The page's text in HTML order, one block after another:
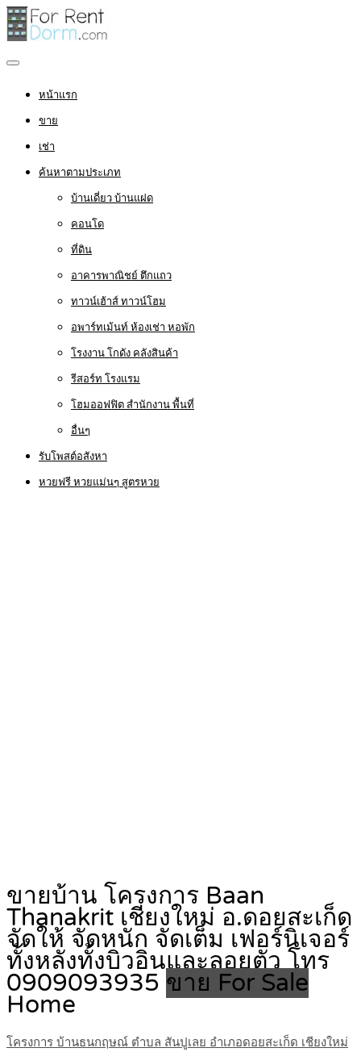
หน้าแรก
ขาย
เช่า
ค้นหาตามประเภท
บ้านเดี่ยว บ้านแฝด
คอนโด
ที่ดิน
อาคารพาณิชย์ ตึกแถว
ทาวน์เฮ้าส์ ทาวน์โฮม
อพาร์ทเม้นท์ ห้องเช่า หอพัก
โรงงาน โกดัง คลังสินค้า
รีสอร์ท โรงแรม
โฮมออฟฟิต สำนักงาน พื้นที่
อื่นๆ
รับโพสต์อสังหา
หวยฟรี หวยแม่นๆ สูตรหวย
ขายบ้าน โครงการ Baan
Thanakrit เชียงใหม่ อ.ดอยสะเก็ด
จัดให้ จัดหนัก จัดเต็ม เฟอร์นิเจอร์
ทั้งหลังทั้งบิวอินและลอยตัว โทร
0909093935 ขาย For Sale
Home
โครงการ บ้านธนกฤษณ์ ตำบล สันปูเลย อำเภอดอยสะเก็ด เชียงใหม่